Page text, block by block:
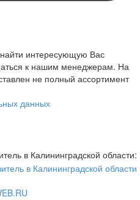
интересующую Вас
к нашим менеджерам. На
не полный ассортимент
данных
в Калининградской области: